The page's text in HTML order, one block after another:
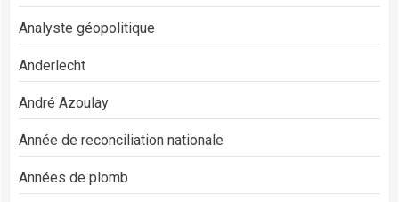
Analyste géopolitique
Anderlecht
André Azoulay
Année de reconciliation nationale
Années de plomb